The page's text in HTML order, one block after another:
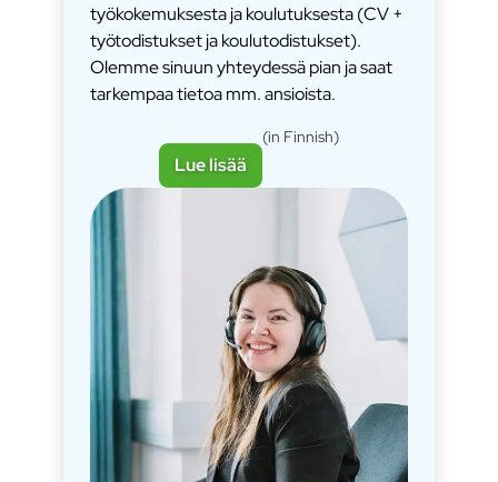
työkokemuksesta ja koulutuksesta (CV +
työtodistukset ja koulutodistukset).
Olemme sinuun yhteydessä pian ja saat
tarkempaa tietoa mm. ansioista.
Lue lisää
(in Finnish)